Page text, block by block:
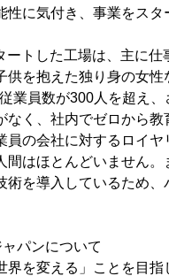
に気付き、事業をスタ
ートした工場は、主に
供を抱えた独り身の女
業員数が300人を超え
なく、社内でゼロから
員の会社に対するロイ
間はほとんどいません
術を導入しているため
パンについて
界を変える」ことを目